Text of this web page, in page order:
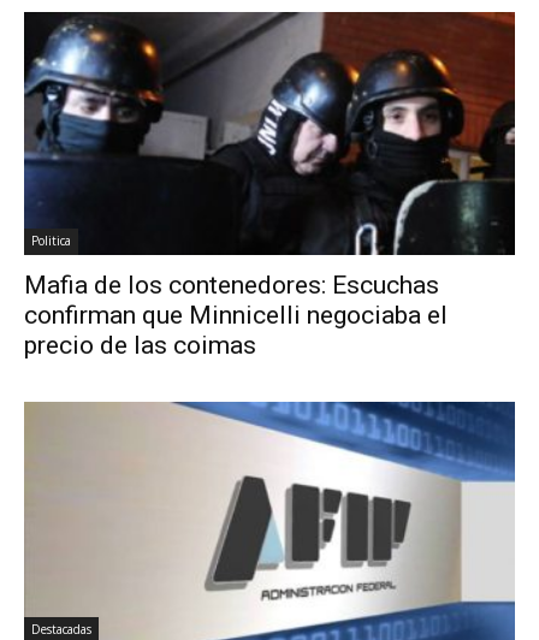
Politica
Mafia de los contenedores: Escuchas
confirman que Minnicelli negociaba el
precio de las coimas
Destacadas